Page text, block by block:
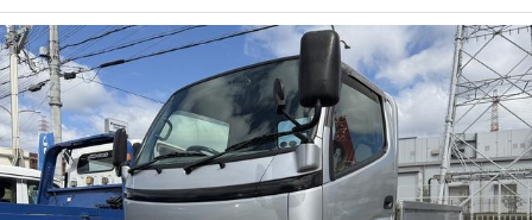
３８ｃｍ ナビ ワンセグテレビ ＥＴＣ 電格ミラー 事業用登
録ＯＫ（大阪府）